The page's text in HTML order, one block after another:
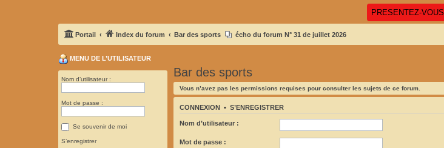
PRESENTEZ-VOUS
Portail Index du forum Bar des sports écho du forum N° 31 de juillet 2026
Bar des sports
Vous n’avez pas les permissions requises pour consulter les sujets de ce forum.
CONNEXION • S’ENREGISTRER
Nom d’utilisateur :
Mot de passe :
MENU DE L’UTILISATEUR
Nom d’utilisateur :
Mot de passe :
Se souvenir de moi
S’enregistrer